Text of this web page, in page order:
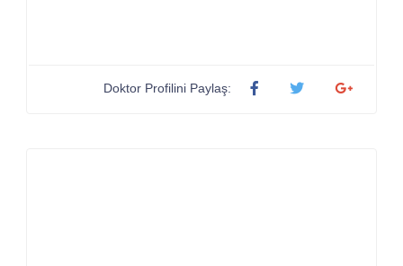
Doktor Profilini Paylaş: